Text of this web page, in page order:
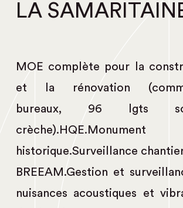
LA
MOE complète pour la
et la rénovation
bureaux, 96 lgts
crèche).HQE.Monument
historique.Surveillance
BREEAM.Gestion et
nuisances acoustiques et